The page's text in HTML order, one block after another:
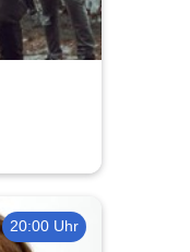
20:00 Uhr